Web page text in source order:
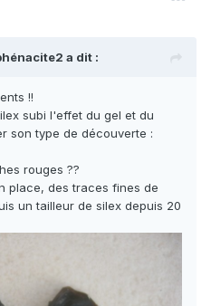
a dit :
!!
subi l'effet du gel et du
son type de découverte :
rouges ??
place, des traces fines de
un tailleur de silex depuis 20